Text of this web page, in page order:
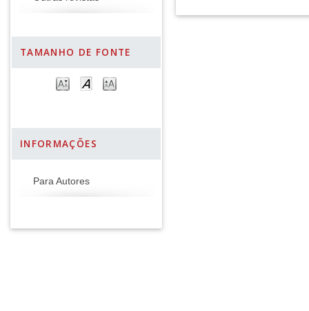
TAMANHO DE FONTE
INFORMAÇÕES
Para Autores